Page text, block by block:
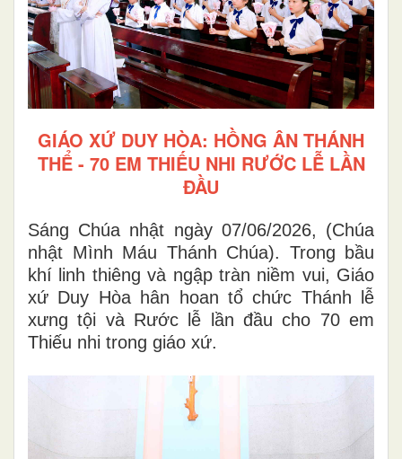
GIÁO XỨ DUY HÒA: HỒNG ÂN THÁNH
THỂ - 70 EM THIẾU NHI RƯỚC LỄ LẦN
ĐẦU
Sáng Chúa nhật ngày 07/06/2026, (Chúa
nhật Mình Máu Thánh Chúa). Trong bầu
khí linh thiêng và ngập tràn niềm vui, Giáo
xứ Duy Hòa hân hoan tổ chức Thánh lễ
xưng tội và Rước lễ lần đầu cho 70 em
Thiếu nhi trong giáo xứ.